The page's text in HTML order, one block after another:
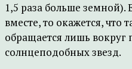
1,5 раза больше земной).
вместе, то окажется, что
обращается лишь вокруг
солнцеподобных звезд.